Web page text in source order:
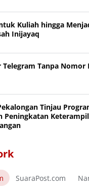
Kuliah hingga
Inijayaq
Telegram Tanpa Nomor
Tinjau
Peningkatan
SuaraPost.com